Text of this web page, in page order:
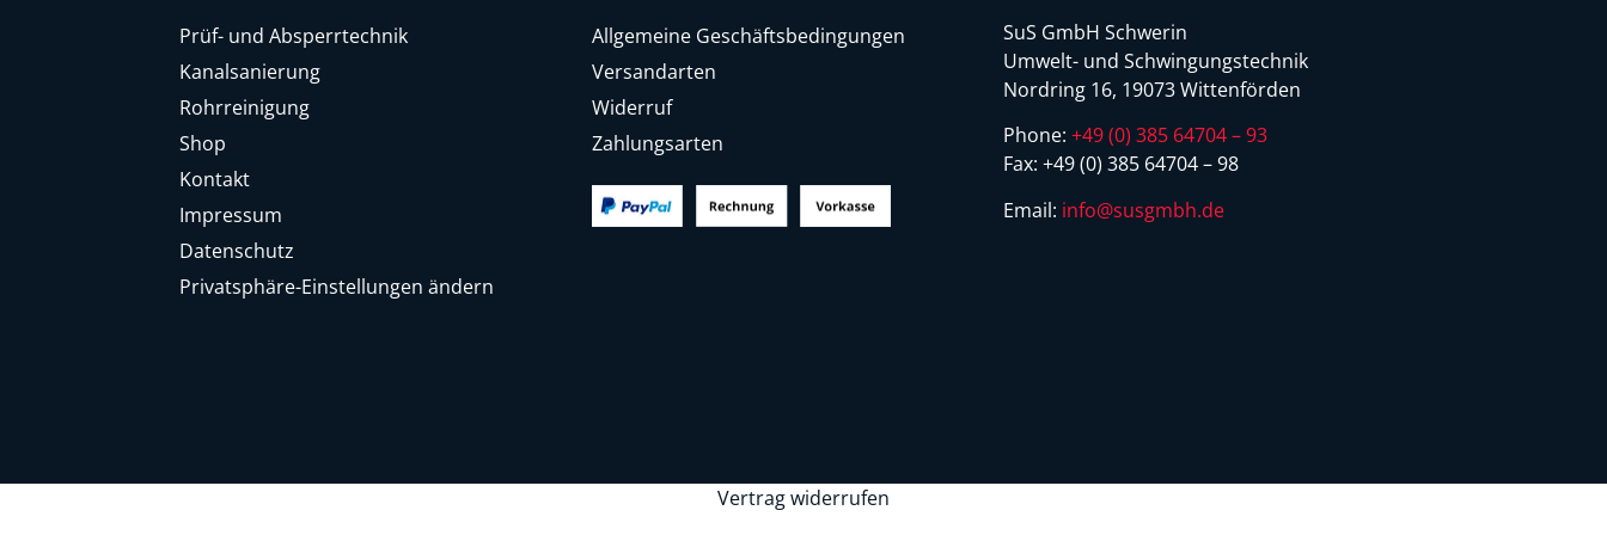
Prüf- und Absperrtechnik
Kanalsanierung
Rohrreinigung
Shop
Kontakt
Impressum
Datenschutz
Privatsphäre-Einstellungen ändern
Allgemeine Geschäftsbedingungen
Versandarten
Widerruf
Zahlungsarten
SuS GmbH Schwerin
Umwelt- und Schwingungstechnik
Nordring 16, 19073 Wittenförden
Phone:+49 (0) 385 64704 – 93
Fax:+49 (0) 385 64704 – 98
Email: info@susgmbh.de
Vertrag widerrufen